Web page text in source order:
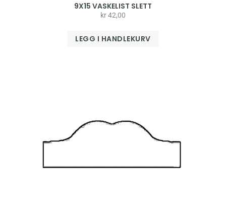
9X15 VASKELIST SLETT
kr42,00
LEGG I HANDLEKURV